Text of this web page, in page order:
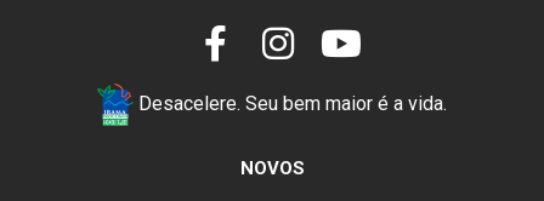
Desacelere. Seu bem maior é a vida.
NOVOS